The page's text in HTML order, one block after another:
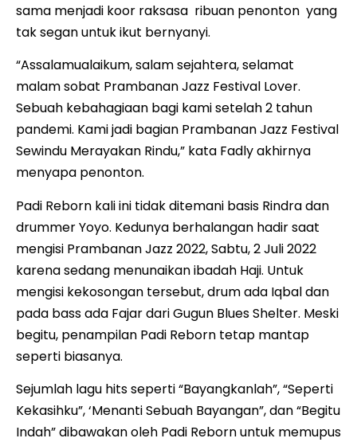
sama menjadi koor raksasa ribuan penonton yang
tak segan untuk ikut bernyanyi.
“Assalamualaikum, salam sejahtera, selamat
malam sobat Prambanan Jazz Festival Lover.
Sebuah kebahagiaan bagi kami setelah 2 tahun
pandemi. Kami jadi bagian Prambanan Jazz Festival
Sewindu Merayakan Rindu,” kata Fadly akhirnya
menyapa penonton.
Padi Reborn kali ini tidak ditemani basis Rindra dan
drummer Yoyo. Kedunya berhalangan hadir saat
mengisi Prambanan Jazz 2022, Sabtu, 2 Juli 2022
karena sedang menunaikan ibadah Haji. Untuk
mengisi kekosongan tersebut, drum ada Iqbal dan
pada bass ada Fajar dari Gugun Blues Shelter. Meski
begitu, penampilan Padi Reborn tetap mantap
seperti biasanya.
Sejumlah lagu hits seperti “Bayangkanlah”, “Seperti
Kekasihku”, ‘Menanti Sebuah Bayangan”, dan “Begitu
Indah” dibawakan oleh Padi Reborn untuk memupus